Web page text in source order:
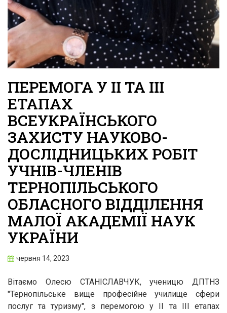
ПЕРЕМОГА У ІІ ТА ІІІ
ЕТАПАХ
ВСЕУКРАЇНСЬКОГО
ЗАХИСТУ НАУКОВО-
ДОСЛІДНИЦЬКИХ РОБІТ
УЧНІВ-ЧЛЕНІВ
ТЕРНОПІЛЬСЬКОГО
ОБЛАСНОГО ВІДДІЛЕННЯ
МАЛОЇ АКАДЕМІЇ НАУК
УКРАЇНИ
червня 14, 2023
Вітаємо Олесю СТАНІСЛАВЧУК, ученицю ДПТНЗ
"Тернопільське вище професійне училище сфери
послуг та туризму", з перемогою у ІІ та ІІІ етапах